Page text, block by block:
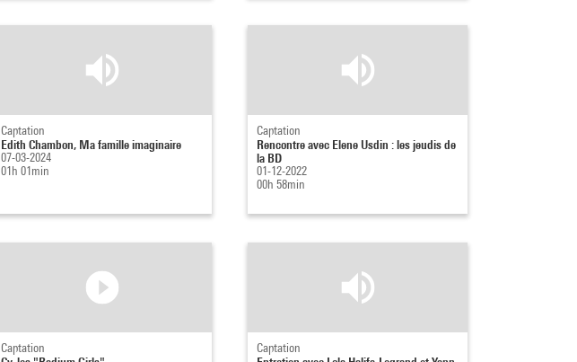
Captation
Edith Chambon, Ma famille imaginaire
07-03-2024
01h 01min
Captation
Rencontre avec Elene Usdin : les jeudis de
la BD
01-12-2022
00h 58min
Captation Captation